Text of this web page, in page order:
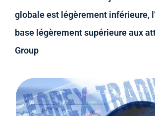
globale est légèrement inférieure,
base légèrement supérieure aux
Group